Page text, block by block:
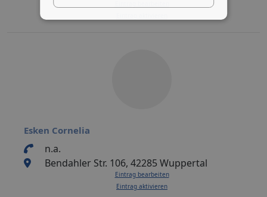
Esken Cornelia
n.a.
Bendahler Str. 106, 42285 Wuppertal
Eintrag bearbeiten
Eintrag aktivieren